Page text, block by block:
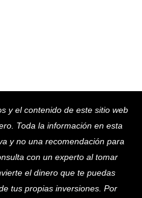
To
Top
y el contenido de este sitio web
Toda la información en esta
y no una recomendación para
con un experto al tomar
el dinero que te puedas
tus propias inversiones. Por